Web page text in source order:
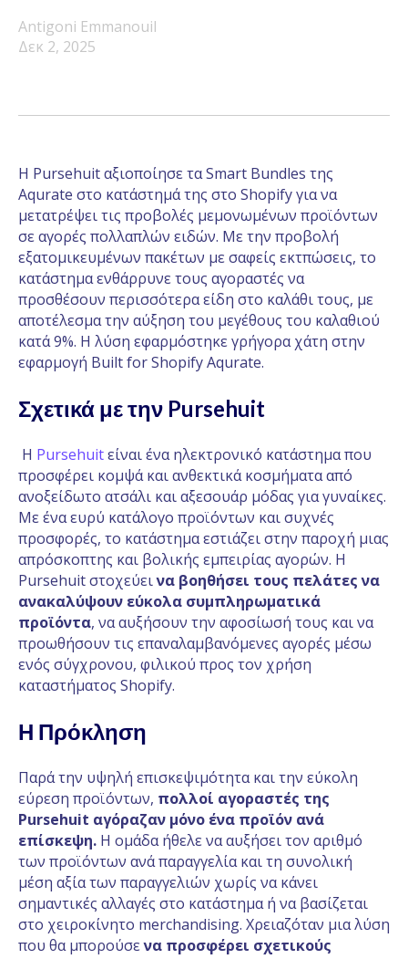
Antigoni Emmanouil
Δεκ 2, 2025
Η Pursehuit αξιοποίησε τα Smart Bundles της
Aqurate στο κατάστημά της στο Shopify για να
μετατρέψει τις προβολές μεμονωμένων προϊόντων
σε αγορές πολλαπλών ειδών. Με την προβολή
εξατομικευμένων πακέτων με σαφείς εκτπώσεις, το
κατάστημα ενθάρρυνε τους αγοραστές να
προσθέσουν περισσότερα είδη στο καλάθι τους, με
αποτέλεσμα την αύξηση του μεγέθους του καλαθιού
κατά 9%. Η λύση εφαρμόστηκε γρήγορα χάτη στην
εφαρμογή Built for Shopify Aqurate.
Σχετικά με την Pursehuit
Η Pursehuitείναι ένα ηλεκτρονικό κατάστημα που
προσφέρει κομψά και ανθεκτικά κοσμήματα από
ανοξείδωτο ατσάλι και αξεσουάρ μόδας για γυναίκες.
Με ένα ευρύ κατάλογο προϊόντων και συχνές
προσφορές, το κατάστημα εστιάζει στην παροχή μιας
απρόσκοπτης και βολικής εμπειρίας αγορών. Η
Pursehuit στοχεύεινα βοηθήσει τους πελάτες να
ανακαλύψουν εύκολα συμπληρωματικά
προϊόντα, να αυξήσουν την αφοσίωσή τους και να
προωθήσουν τις επαναλαμβανόμενες αγορές μέσω
ενός σύγχρονου, φιλικού προς τον χρήση
καταστήματος Shopify.
Η Πρόκληση
Παρά την υψηλή επισκεψιμότητα και την εύκολη
εύρεση προϊόντων, πολλοί αγοραστές της
Pursehuit αγόραζαν μόνο ένα προϊόν ανά
επίσκεψη. Η ομάδα ήθελε να αυξήσει τον αριθμό
των προϊόντων ανά παραγγελία και τη συνολική
μέση αξία των παραγγελιών χωρίς να κάνει
σημαντικές αλλαγές στο κατάστημα ή να βασίζεται
στο χειροκίνητο merchandising. Χρειαζόταν μια λύση
που θα μπορούσενα προσφέρει σχετικούς